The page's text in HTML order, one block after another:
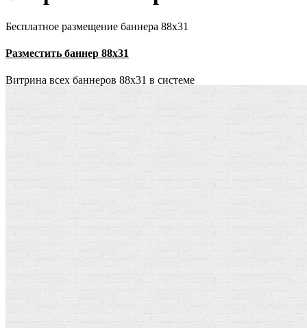
Бесплатное размещение баннера 88х31
Разместить баннер 88х31
Витрина всех баннеров 88x31 в системе